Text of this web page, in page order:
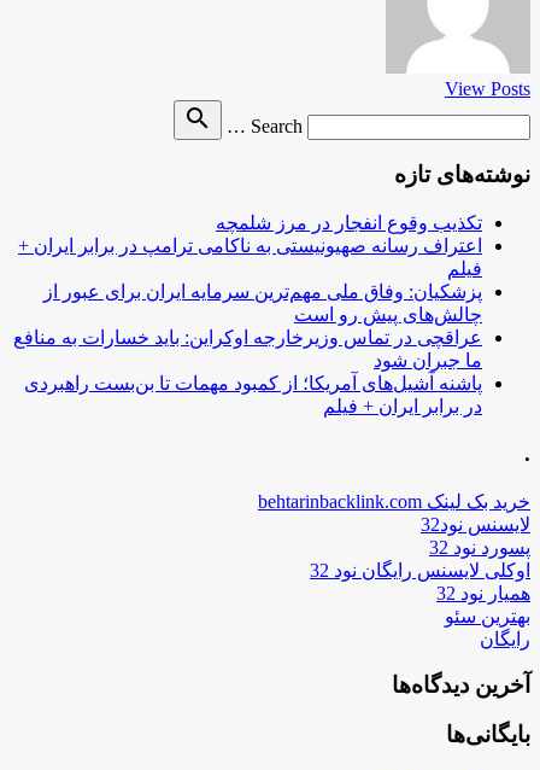
View Posts
Search …
search
نوشته‌های تازه
تکذیب وقوع انفجار در مرز شلمچه
اعتراف رسانه صهیونیستی به ناکامی ترامپ در برابر ایران +
فیلم
پزشکیان: وفاق ملی مهم‌ترین سرمایه ایران برای عبور از
چالش‌های پیش رو است
عراقچی در تماس وزیرخارجه اوکراین: باید خسارات به منافع
ما جبران شود
پاشنه آشیل‌های آمریکا؛ از کمبود مهمات تا بن‌بست راهبردی
در برابر ایران + فیلم
.
خرید بک لینک behtarinbacklink.com
لایسنس نود32
پسورد نود 32
اوکلی لایسنس رایگان نود 32
همیار نود 32
بهترین سئو
رایگان
آخرین دیدگاه‌ها
بایگانی‌ها